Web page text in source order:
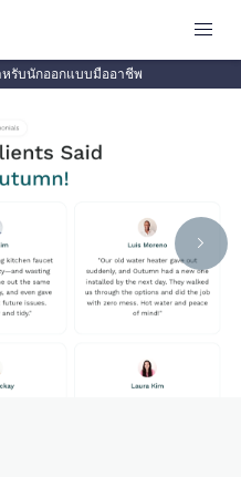
หรับนักออกแบบมืออาชีพ